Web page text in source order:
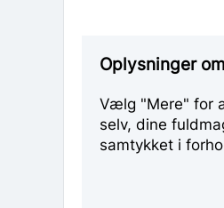
Oplysninger
Vælg "Mere" for
selv, dine
samtykket i